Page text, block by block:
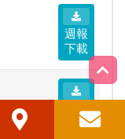
週報
下載
週報
下載